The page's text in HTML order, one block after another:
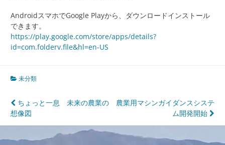
AndroidスマホでGoogle Playから、ダウンロードインストール
できます。
https://play.google.com/store/apps/details?
id=com.folderv.file&hl=en-US
未分類
投
稿
ナ
ちょっと一息 未来の農業の
想像図
農業用マシンガイダンスシステ
ム開発開始